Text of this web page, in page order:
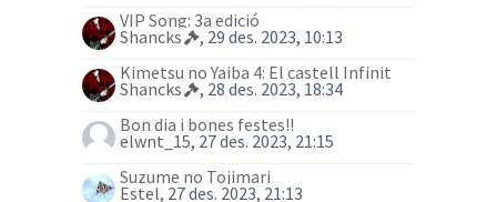
VIP Song: 3a edició
Shancks
, 29 des. 2023, 10:13
Kimetsu no Yaiba 4: El castell Infinit
Shancks
, 28 des. 2023, 18:34
Bon dia i bones festes!!
elwnt_15, 27 des. 2023, 21:15
Suzume no Tojimari
Estel, 27 des. 2023, 21:13